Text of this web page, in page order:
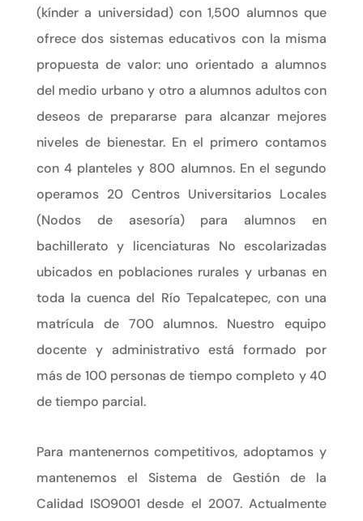
(kínder a universidad) con 1,500 alumnos que
ofrece dos sistemas educativos con la misma
propuesta de valor: uno orientado a alumnos
del medio urbano y otro a alumnos adultos con
deseos de prepararse para alcanzar mejores
niveles de bienestar. En el primero contamos
con 4 planteles y 800 alumnos. En el segundo
operamos 20 Centros Universitarios Locales
(Nodos de asesoría) para alumnos en
bachillerato y licenciaturas No escolarizadas
ubicados en poblaciones rurales y urbanas en
toda la cuenca del Río Tepalcatepec, con una
matrícula de 700 alumnos. Nuestro equipo
docente y administrativo está formado por
más de 100 personas de tiempo completo y 40
de tiempo parcial.
Para mantenernos competitivos, adoptamos y
mantenemos el Sistema de Gestión de la
Calidad ISO9001 desde el 2007. Actualmente